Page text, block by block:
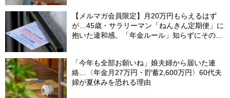
【メルマガ会員限定】月20万円もらえるはず
が…45歳・サラリーマン「ねんきん定期便」に
抱いた違和感。「年金ルール」知らずにそのま
「今年も全部お願いね」娘夫婦から届いた連
絡…〈年金月27万円・貯蓄2,600万円〉60代夫
婦が夏休みを恐れる理由